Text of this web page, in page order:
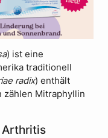
) ist eine
traditionell
radix) enthält
zählen Mitraphyllin
Arthritis